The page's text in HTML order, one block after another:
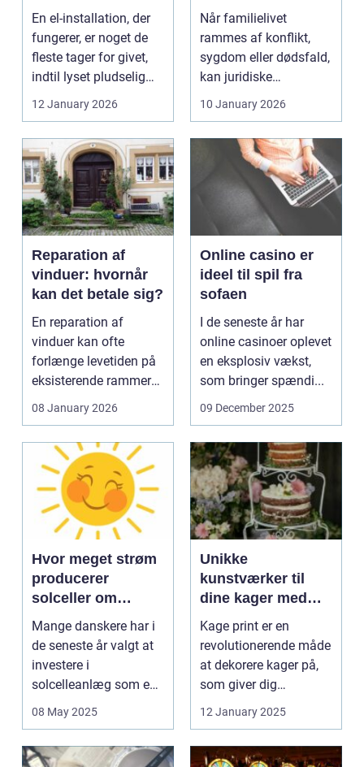
opgaven
En el-installation, der
fungerer, er noget de
fleste tager for givet,
indtil lyset pludselig
12 January 2026
familien
Når familielivet
rammes af konflikt,
sygdom eller dødsfald,
kan juridiske
vokse si...
10 January 2026
Reparation af
vinduer: hvornår
kan det betale sig?
En reparation af
vinduer kan ofte
forlænge levetiden på
eksisterende rammer
08 January 2026
Online casino er
ideel til spil fra
sofaen
I de seneste år har
online casinoer oplevet
en eksplosiv vækst,
som bringer spændi...
09 December 2025
Hvor meget strøm
producerer
solceller om
vinteren?
Mange danskere har i
de seneste år valgt at
investere i
solcelleanlæg som en
08 May 2025
Unikke
kunstværker til
dine kager med
kage print
Kage print er en
revolutionerende måde
at dekorere kager på,
som giver dig
12 January 2025